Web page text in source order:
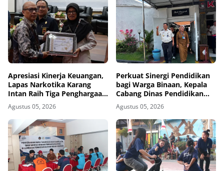
Apresiasi Kinerja Keuangan,
Lapas Narkotika Karang
Intan Raih Tiga Penghargaan
dari KPPN Banjarmasin
Agustus 05, 2026
Perkuat Sinergi Pendidikan
bagi Warga Binaan, Kepala
Cabang Dinas Pendidikan
Wilayah Madiun Kunjungi
Lapas Madiun
Agustus 05, 2026